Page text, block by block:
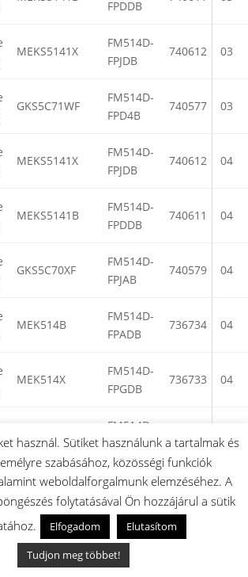
FPDDB
MEKS5141X
FM514D-
FPJDB
740612 03
GKS5C71WF
FM514D-
FPD4B
740577 03
MEKS5141X
FM514D-
FPJDB
740612 04
MEKS5141B
FM514D-
FPDDB
740611 04
GKS5C70XF
FM514D-
FPJAB
740579 04
MEK514B
FM514D-
FPADB
736734 04
MEK514X
FM514D-
FPGDB
736733 04
FM514D-
FPGDB
K5241XF
RM513C-
FPG4B
732504 04
K5351XF
RM514D-
FPG4B
728697
használ. Sütiket használunk a tartalmak és
szabásához, közösségi funkciók
weboldalforgalmunk elemzéséhez. A
folytatásával Ön hozzájárul a sütik
Elfogadom
Elutasítom
Tudjon meg többet!